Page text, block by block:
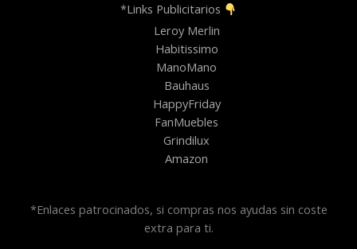
*Links Publicitarios
Leroy Merlin
Habitissimo
ManoMano
Bauhaus
HappyFriday
FanMuebles
Grindilux
Amazon
*Enlaces patrocinados, si compras nos ayudas sin coste
extra para ti.